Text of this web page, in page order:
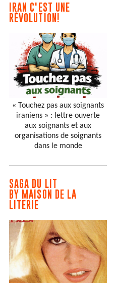
IRAN C'EST UNE
RÉVOLUTION!
« Touchez pas aux soignants
iraniens » : lettre ouverte
aux soignants et aux
organisations de soignants
dans le monde
SAGA DU LIT
BY MAISON DE LA
LITERIE